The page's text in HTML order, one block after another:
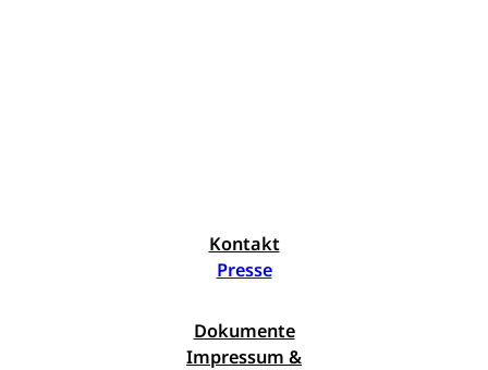
Kontakt
Presse
Dokumente
Impressum &